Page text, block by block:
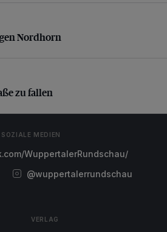
Nordhorn
Nordhorn
zu fallen
zu fallen
SOZIALE MEDIEN
WuppertalerRundschau/
@wuppertalerrundschau
VERLAG